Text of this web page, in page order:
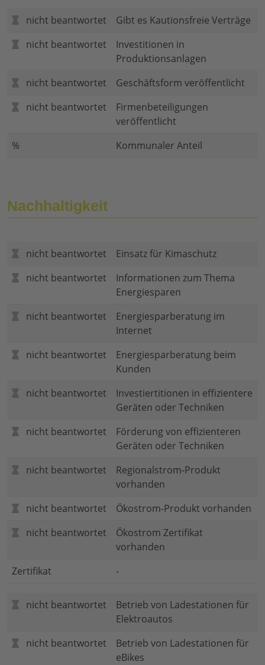
nicht beantwortet
Gibt es Kautionsfreie Verträge
nicht beantwortet
Investitionen in
Produktionsanlagen
nicht beantwortet
Geschäftsform veröffentlicht
nicht beantwortet
Firmenbeteiligungen
veröffentlicht
%
Kommunaler Anteil
Nachhaltigkeit
nicht beantwortet
Einsatz für Kimaschutz
nicht beantwortet
Informationen zum Thema
Energiesparen
nicht beantwortet
Energiesparberatung im
Internet
nicht beantwortet
Energiesparberatung beim
Kunden
nicht beantwortet
Investiertitionen in effizientere
Geräten oder Techniken
nicht beantwortet
Förderung von effizienteren
Geräten oder Techniken
nicht beantwortet
Regionalstrom-Produkt
vorhanden
nicht beantwortet
Ökostrom-Produkt vorhanden
nicht beantwortet
Ökostrom Zertifikat
vorhanden
Zertifikat
-
nicht beantwortet
Betrieb von Ladestationen für
Elektroautos
nicht beantwortet
Betrieb von Ladestationen für
eBikes